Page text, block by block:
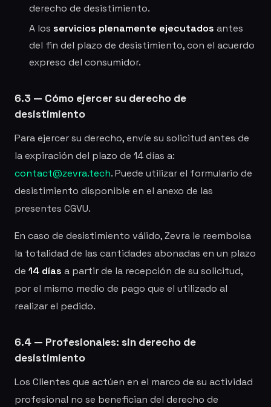
derecho de desistimiento.
A los servicios plenamente ejecutados antes
del fin del plazo de desistimiento, con el acuerdo
expreso del consumidor.
6.3 — Cómo ejercer su derecho de
desistimiento
Para ejercer su derecho, envíe su solicitud antes de
la expiración del plazo de 14 días a:
contact@zevra.tech. Puede utilizar el formulario de
desistimiento disponible en el anexo de las
presentes CGVU.
En caso de desistimiento válido, Zevra le reembolsa
la totalidad de las cantidades abonadas en un plazo
de 14 días a partir de la recepción de su solicitud,
por el mismo medio de pago que el utilizado al
realizar el pedido.
6.4 — Profesionales: sin derecho de
desistimiento
Los Clientes que actúen en el marco de su actividad
profesional no se benefician del derecho de